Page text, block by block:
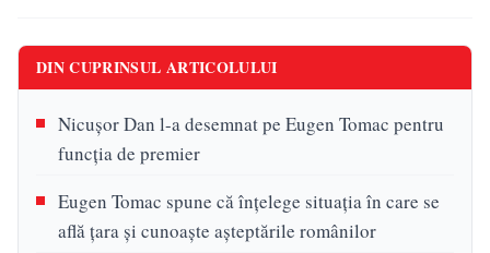
DIN CUPRINSUL ARTICOLULUI
Nicușor Dan l-a desemnat pe Eugen Tomac pentru
funcția de premier
Eugen Tomac spune că înțelege situația în care se
află țara și cunoaște așteptările românilor